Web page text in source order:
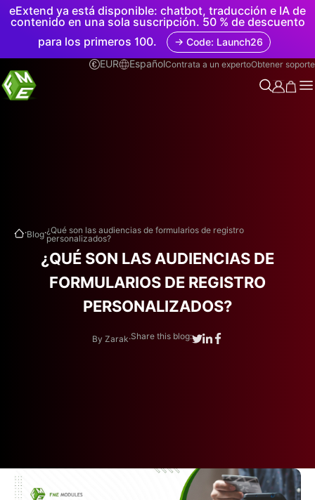
eExtend ya está disponible: chatbot, traducción e IA de
contenido en una sola suscripción. 50 % de descuento
para los primeros 100.
→ Code: Launch26
EUR
EspañolContrata a un expertoObtener soporte
.Blog.¿Qué son las audiencias de formularios de registro
personalizados?
¿QUÉ SON LAS AUDIENCIAS DE
FORMULARIOS DE REGISTRO
PERSONALIZADOS?
By Zarak.Share this blog: